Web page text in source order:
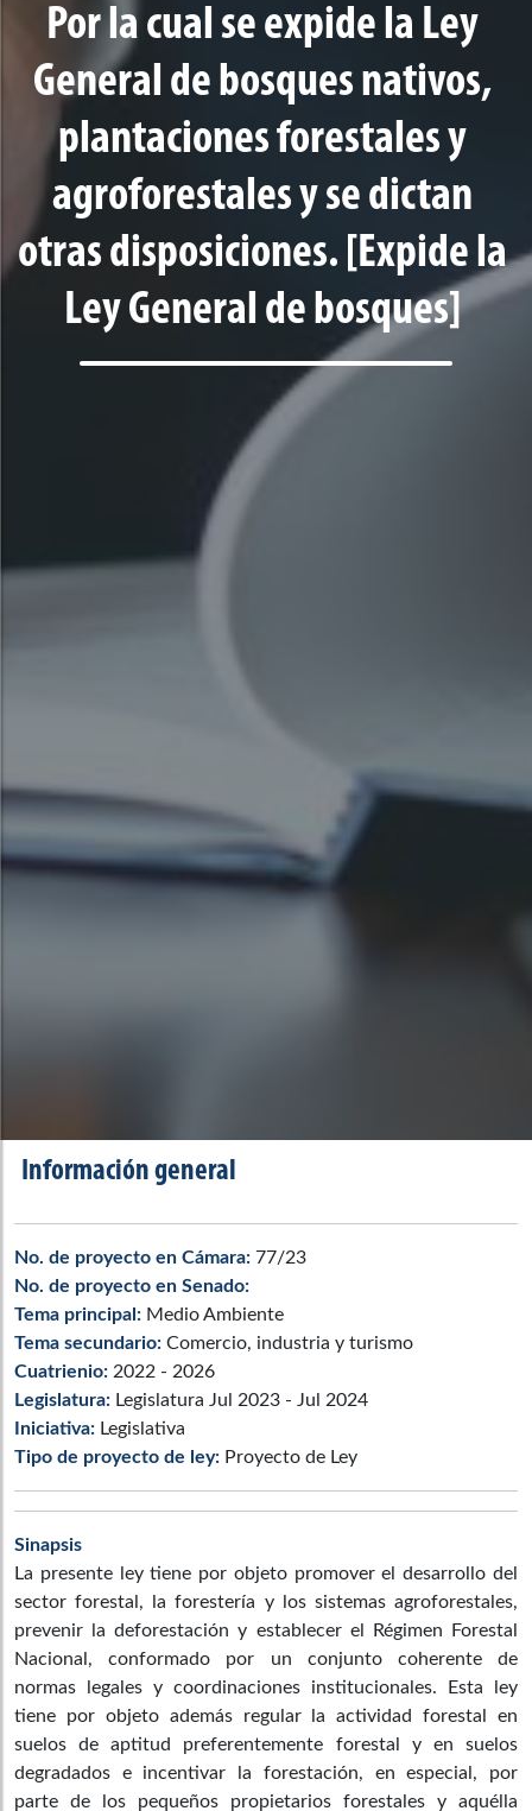
Por la cual se expide la Ley
General de bosques nativos,
plantaciones forestales y
agroforestales y se dictan
otras disposiciones. [Expide la
Ley General de bosques]
Información general
No. de proyecto en Cámara: 77/23
No. de proyecto en Senado:
Tema principal: Medio Ambiente
Tema secundario: Comercio, industria y turismo
Cuatrienio: 2022 - 2026
Legislatura: Legislatura Jul 2023 - Jul 2024
Iniciativa: Legislativa
Tipo de proyecto de ley: Proyecto de Ley
Sinapsis
La presente ley tiene por objeto promover el desarrollo del
sector forestal, la forestería y los sistemas agroforestales,
prevenir la deforestación y establecer el Régimen Forestal
Nacional, conformado por un conjunto coherente de
normas legales y coordinaciones institucionales. Esta ley
tiene por objeto además regular la actividad forestal en
suelos de aptitud preferentemente forestal y en suelos
degradados e incentivar la forestación, en especial, por
parte de los pequeños propietarios forestales y aquélla